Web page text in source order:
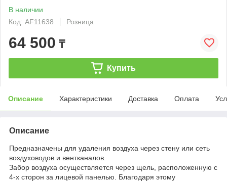
В наличии
Код: AF11638
Розница
64 500 ₸
Купить
Описание Характеристики Доставка Оплата
Описание
Предназначены для удаления воздуха через стену или сеть
воздуховодов и вентканалов.
Забор воздуха осуществляется через щель, расположенную с
4-х сторон за лицевой панелью. Благодаря этому